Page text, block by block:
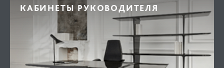
КАБИНЕТЫ РУКОВОДИТЕЛЯ